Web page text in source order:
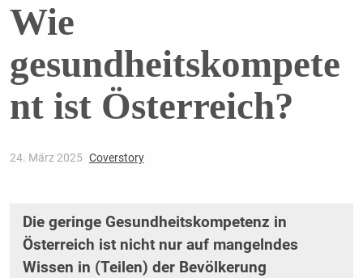
Wie
gesundheitskompete
nt ist Österreich?
24. März 2025 Coverstory
Die geringe Gesundheitskompetenz in
Österreich ist nicht nur auf mangelndes
Wissen in (Teilen) der Bevölkerung